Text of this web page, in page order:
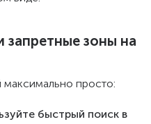
запретные зоны на
максимально просто:
быстрый поиск в